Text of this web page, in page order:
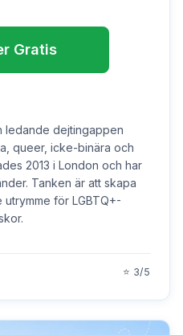
Gratis
ledande dejtingappen
queer, icke-binära och
2013 i London och har
Tanken är att skapa
för LGBTQ+-
⭐ 3/5